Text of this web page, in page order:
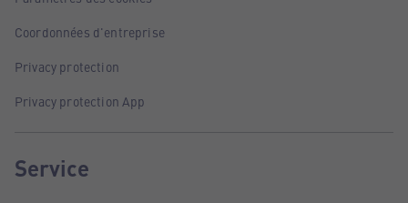
Coordonnées d'entreprise
Privacy protection
Privacy protection App
Service